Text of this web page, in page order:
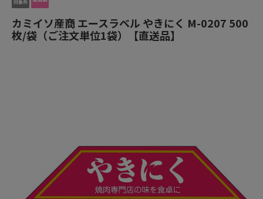
カミイソ産商 エースラベル やきにく M-0207 500
枚/袋（ご注文単位1袋）【直送品】